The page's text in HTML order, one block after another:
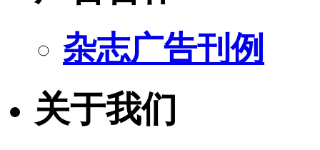
杂志广告刊例
关于我们